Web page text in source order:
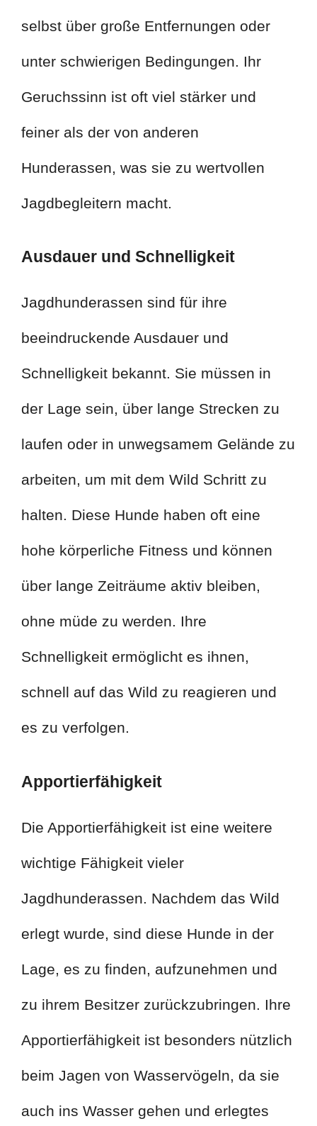
selbst über große Entfernungen oder
unter schwierigen Bedingungen. Ihr
Geruchssinn ist oft viel stärker und
feiner als der von anderen
Hunderassen, was sie zu wertvollen
Jagdbegleitern macht.
Ausdauer und Schnelligkeit
Jagdhunderassen sind für ihre
beeindruckende Ausdauer und
Schnelligkeit bekannt. Sie müssen in
der Lage sein, über lange Strecken zu
laufen oder in unwegsamem Gelände zu
arbeiten, um mit dem Wild Schritt zu
halten. Diese Hunde haben oft eine
hohe körperliche Fitness und können
über lange Zeiträume aktiv bleiben,
ohne müde zu werden. Ihre
Schnelligkeit ermöglicht es ihnen,
schnell auf das Wild zu reagieren und
es zu verfolgen.
Apportierfähigkeit
Die Apportierfähigkeit ist eine weitere
wichtige Fähigkeit vieler
Jagdhunderassen. Nachdem das Wild
erlegt wurde, sind diese Hunde in der
Lage, es zu finden, aufzunehmen und
zu ihrem Besitzer zurückzubringen. Ihre
Apportierfähigkeit ist besonders nützlich
beim Jagen von Wasservögeln, da sie
auch ins Wasser gehen und erlegtes